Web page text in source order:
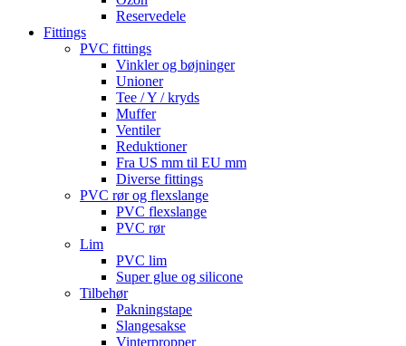
Reservedele
Fittings
PVC fittings
Vinkler og bøjninger
Unioner
Tee / Y / kryds
Muffer
Ventiler
Reduktioner
Fra US mm til EU mm
Diverse fittings
PVC rør og flexslange
PVC flexslange
PVC rør
Lim
PVC lim
Super glue og silicone
Tilbehør
Pakningstape
Slangesakse
Vinterpropper